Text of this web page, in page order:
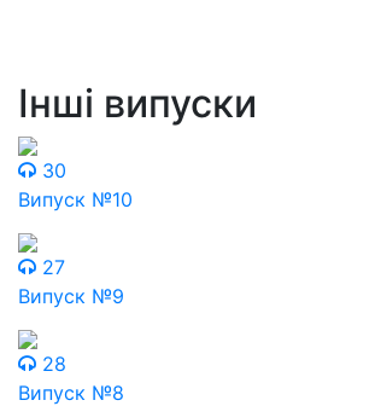
Інші випуски
30
Випуск №10
27
Випуск №9
28
Випуск №8